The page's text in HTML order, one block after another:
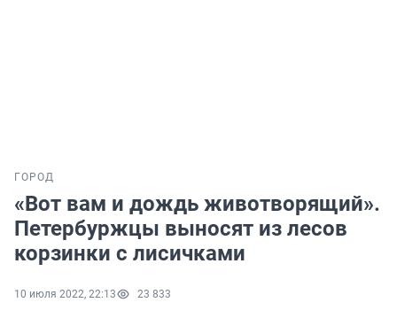
ГОРОД
«Вот вам и дождь животворящий».
Петербуржцы выносят из лесов
корзинки с лисичками
10 июля 2022, 22:13 23 833